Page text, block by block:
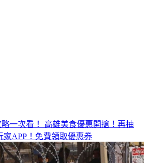
一次看！ 高雄美食優惠開搶！再抽
家APP！免費領取優惠券